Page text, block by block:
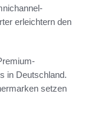
erleichtern den
in Deutschland.
setzen